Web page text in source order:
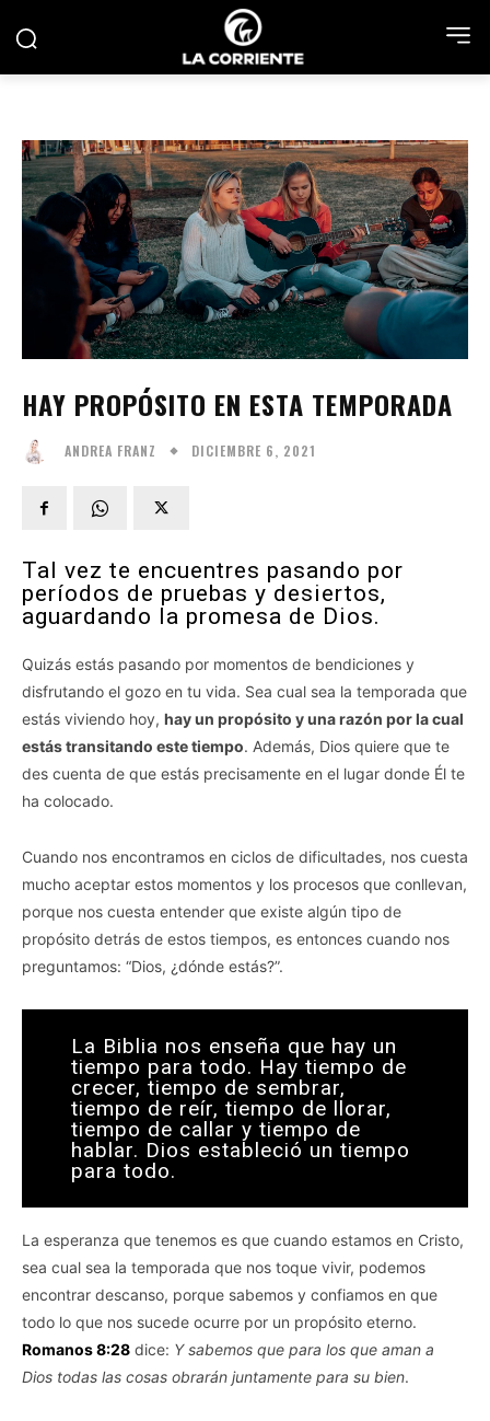
HAY PROPÓSITO EN ESTA TEMPORADA
ANDREA FRANZ DICIEMBRE 6, 2021
Tal vez te encuentres pasando por
períodos de pruebas y desiertos,
aguardando la promesa de Dios.
Quizás estás pasando por momentos de bendiciones y
disfrutando el gozo en tu vida. Sea cual sea la temporada que
estás viviendo hoy, hay un propósito y una razón por la cual
estás transitando este tiempo. Además, Dios quiere que te
des cuenta de que estás precisamente en el lugar donde Él te
ha colocado.
Cuando nos encontramos en ciclos de dificultades, nos cuesta
mucho aceptar estos momentos y los procesos que conllevan,
porque nos cuesta entender que existe algún tipo de
propósito detrás de estos tiempos, es entonces cuando nos
preguntamos: “Dios, ¿dónde estás?”.
La Biblia nos enseña que hay un
tiempo para todo. Hay tiempo de
crecer, tiempo de sembrar,
tiempo de reír, tiempo de llorar,
tiempo de callar y tiempo de
hablar. Dios estableció un tiempo
para todo.
La esperanza que tenemos es que cuando estamos en Cristo,
sea cual sea la temporada que nos toque vivir, podemos
encontrar descanso, porque sabemos y confiamos en que
todo lo que nos sucede ocurre por un propósito eterno.
Romanos 8:28 dice: Y sabemos que para los que aman a
Dios todas las cosas obrarán juntamente para su bien.